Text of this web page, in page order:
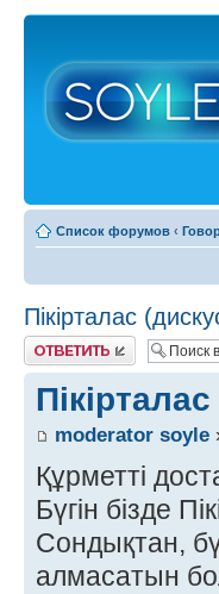
Список форумов ‹
Пікірталас
Ответить
moderator soyle
Құрметті
Бүгін бізде
Сондықтан,
алмасатын